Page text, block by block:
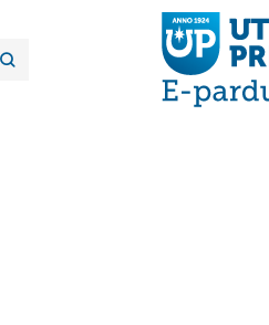
Šviežia mėsa, žuvis, mėsos
RŪKYTA